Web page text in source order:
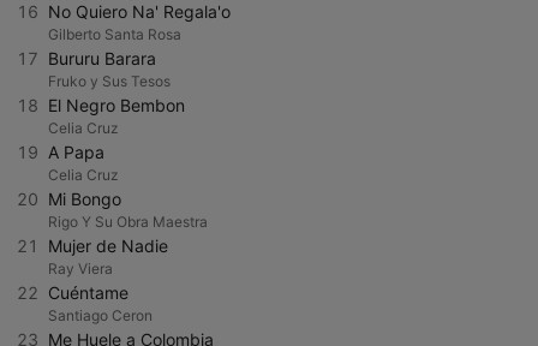
16 No Quiero Na' Regala'o
Gilberto Santa Rosa
17 Bururu Barara
Fruko y Sus Tesos
18 El Negro Bembon
Celia Cruz
19 A Papa
Celia Cruz
20 Mi Bongo
Rigo Y Su Obra Maestra
21 Mujer de Nadie
Ray Viera
22 Cuéntame
Santiago Ceron
23 Me Huele a Colombia